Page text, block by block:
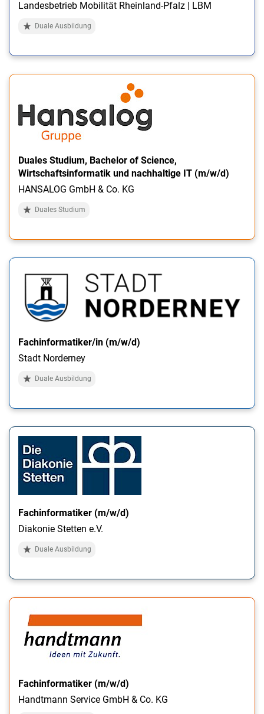
Landesbetrieb Mobilität Rheinland-Pfalz | LBM
Duale Ausbildung
Duales Studium, Bachelor of Science,
Wirtschaftsinformatik und nachhaltige IT (m/w/d)
HANSALOG GmbH & Co. KG
Duales Studium
Fachinformatiker/in (m/w/d)
Stadt Norderney
Duale Ausbildung
Fachinformatiker (m/w/d)
Diakonie Stetten e.V.
Duale Ausbildung
Fachinformatiker (m/w/d)
Handtmann Service GmbH & Co. KG